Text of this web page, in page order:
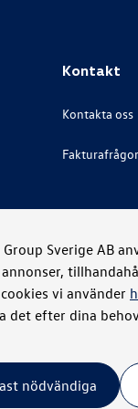
Group Sverige AB
vi använder
det efter dina
nödvändiga
Kontakt
Kontakta oss
Fakturafrågor